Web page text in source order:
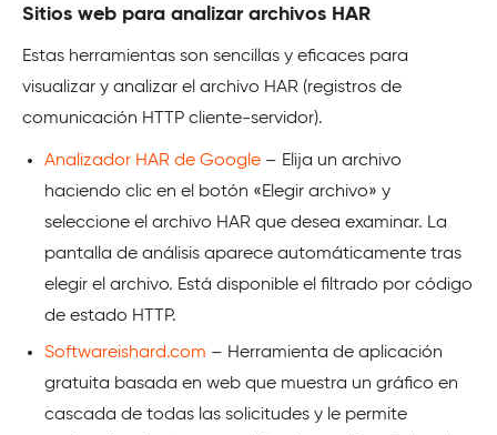
Sitios web para analizar archivos HAR
Estas herramientas son sencillas y eficaces para
visualizar y analizar el archivo HAR (registros de
comunicación HTTP cliente-servidor).
Analizador HAR de Google – Elija un archivo
haciendo clic en el botón «Elegir archivo» y
seleccione el archivo HAR que desea examinar. La
pantalla de análisis aparece automáticamente tras
elegir el archivo. Está disponible el filtrado por código
de estado HTTP.
Softwareishard.com – Herramienta de aplicación
gratuita basada en web que muestra un gráfico en
cascada de todas las solicitudes y le permite